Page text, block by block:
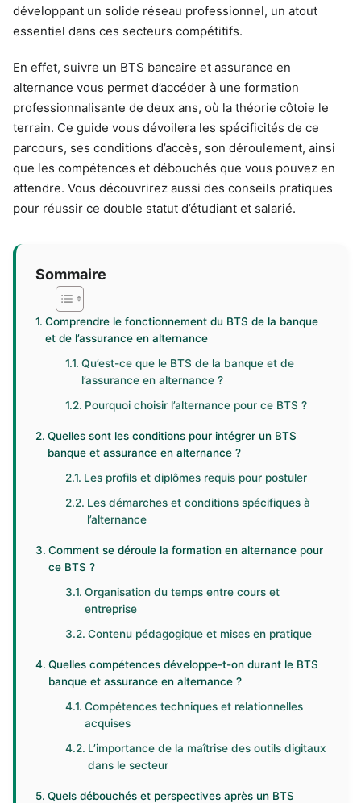
développant un solide réseau professionnel, un atout
essentiel dans ces secteurs compétitifs.
En effet, suivre un BTS bancaire et assurance en
alternance vous permet d’accéder à une formation
professionnalisante de deux ans, où la théorie côtoie le
terrain. Ce guide vous dévoilera les spécificités de ce
parcours, ses conditions d’accès, son déroulement, ainsi
que les compétences et débouchés que vous pouvez en
attendre. Vous découvrirez aussi des conseils pratiques
pour réussir ce double statut d’étudiant et salarié.
Sommaire
Comprendre le fonctionnement du BTS de la banque
et de l’assurance en alternance
Qu’est-ce que le BTS de la banque et de
l’assurance en alternance ?
Pourquoi choisir l’alternance pour ce BTS ?
Quelles sont les conditions pour intégrer un BTS
banque et assurance en alternance ?
Les profils et diplômes requis pour postuler
Les démarches et conditions spécifiques à
l’alternance
Comment se déroule la formation en alternance pour
ce BTS ?
Organisation du temps entre cours et
entreprise
Contenu pédagogique et mises en pratique
Quelles compétences développe-t-on durant le BTS
banque et assurance en alternance ?
Compétences techniques et relationnelles
acquises
L’importance de la maîtrise des outils digitaux
dans le secteur
Quels débouchés et perspectives après un BTS